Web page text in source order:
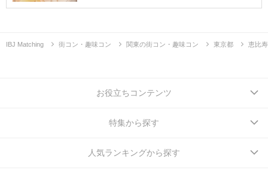
IBJ Matching 街コン・趣味コン 関東の街コン・趣味コン 東京都 恵比
お役立ちコンテンツ
特集から探す
人気ランキングから探す